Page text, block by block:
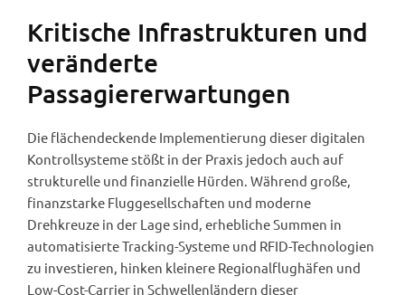
Kritische Infrastrukturen und
veränderte
Passagiererwartungen
Die flächendeckende Implementierung dieser digitalen
Kontrollsysteme stößt in der Praxis jedoch auch auf
strukturelle und finanzielle Hürden. Während große,
finanzstarke Fluggesellschaften und moderne
Drehkreuze in der Lage sind, erhebliche Summen in
automatisierte Tracking-Systeme und RFID-Technologien
zu investieren, hinken kleinere Regionalflughäfen und
Low-Cost-Carrier in Schwellenländern dieser